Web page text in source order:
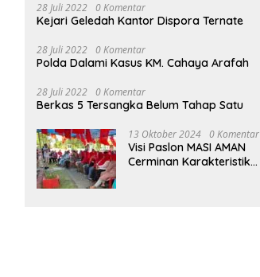
28 Juli 2022 0 Komentar
Kejari Geledah Kantor Dispora Ternate
28 Juli 2022 0 Komentar
Polda Dalami Kasus KM. Cahaya Arafah
28 Juli 2022 0 Komentar
Berkas 5 Tersangka Belum Tahap Satu
13 Oktober 2024 0 Komentar
Visi Paslon MASI AMAN
Cerminan Karakteristik